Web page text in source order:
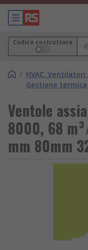
Codice costruttore
/ HVAC, Ventilatori
Gestione termica
Ventole
8000, 68
mm 80mm